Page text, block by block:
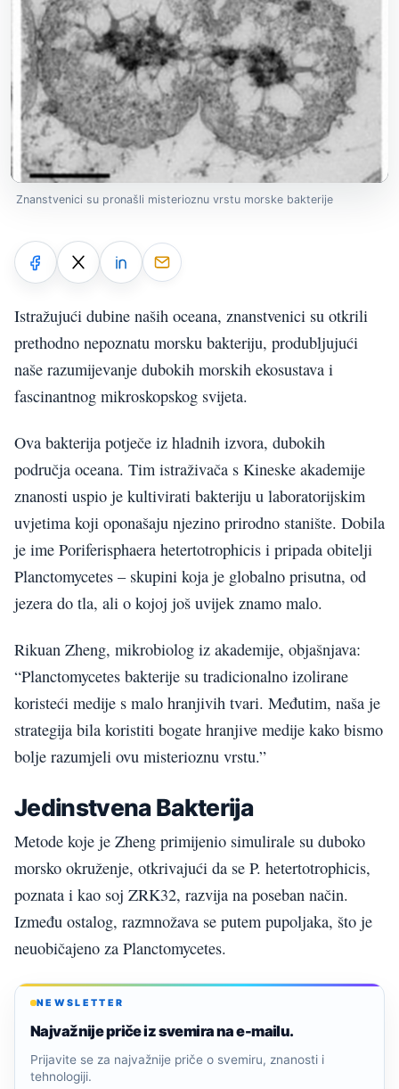
Znanstvenici su pronašli misterioznu vrstu morske bakterije
Istražujući dubine naših oceana, znanstvenici su otkrili
prethodno nepoznatu morsku bakteriju, produbljujući
naše razumijevanje dubokih morskih ekosustava i
fascinantnog mikroskopskog svijeta.
Ova bakterija potječe iz hladnih izvora, dubokih
područja oceana. Tim istraživača s Kineske akademije
znanosti uspio je kultivirati bakteriju u laboratorijskim
uvjetima koji oponašaju njezino prirodno stanište. Dobila
je ime Poriferisphaera hetertotrophicis i pripada obitelji
Planctomycetes – skupini koja je globalno prisutna, od
jezera do tla, ali o kojoj još uvijek znamo malo.
Rikuan Zheng, mikrobiolog iz akademije, objašnjava:
“Planctomycetes bakterije su tradicionalno izolirane
koristeći medije s malo hranjivih tvari. Međutim, naša je
strategija bila koristiti bogate hranjive medije kako bismo
bolje razumjeli ovu misterioznu vrstu.”
Jedinstvena Bakterija
Metode koje je Zheng primijenio simulirale su duboko
morsko okruženje, otkrivajući da se P. hetertotrophicis,
poznata i kao soj ZRK32, razvija na poseban način.
Između ostalog, razmnožava se putem pupoljaka, što je
neuobičajeno za Planctomycetes.
NEWSLETTER
Najvažnije priče iz svemira na e-mailu.
Prijavite se za najvažnije priče o svemiru, znanosti i
tehnologiji.